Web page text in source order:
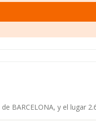
BARCELONA, y el lugar